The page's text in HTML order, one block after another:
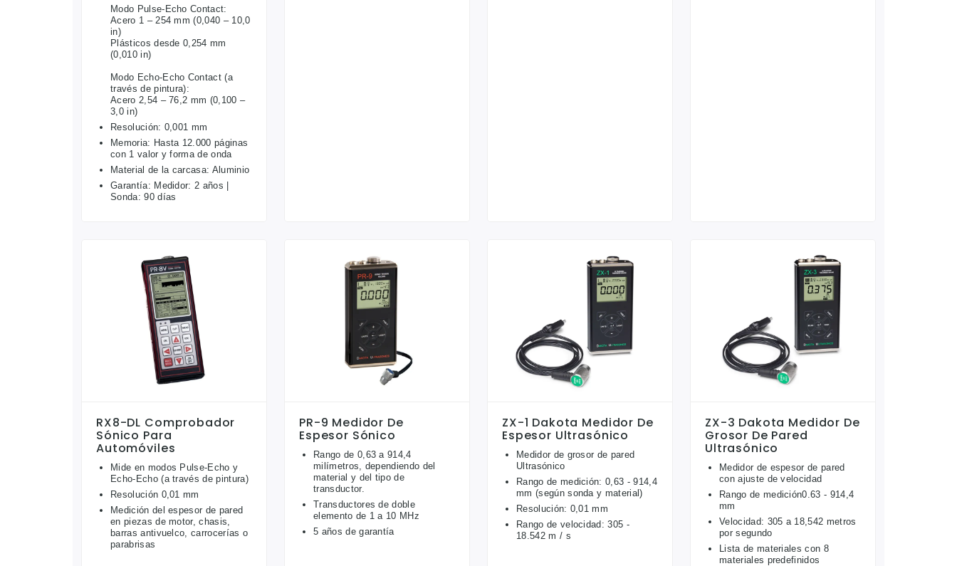
Modo Pulse-Echo Contact:
Acero 1 – 254 mm (0,040 – 10,0
in)
Plásticos desde 0,254 mm
(0,010 in)
Modo Echo-Echo Contact (a
través de pintura):
Acero 2,54 – 76,2 mm (0,100 –
3,0 in)
Resolución: 0,001 mm
Memoria: Hasta 12.000 páginas
con 1 valor y forma de onda
Material de la carcasa: Aluminio
Garantía: Medidor: 2 años |
Sonda: 90 días
RX8-DL Comprobador
Sónico Para
Automóviles
Mide en modos Pulse-Echo y
Echo-Echo (a través de pintura)
Resolución 0,01 mm
Medición del espesor de pared
en piezas de motor, chasis,
barras antivuelco, carrocerías o
parabrisas
PR-9 Medidor De
Espesor Sónico
Rango de 0,63 a 914,4
milímetros, dependiendo del
material y del tipo de
transductor.
Transductores de doble
elemento de 1 a 10 MHz
5 años de garantía
ZX-1 Dakota Medidor De
Espesor Ultrasónico
Medidor de grosor de pared
Ultrasónico
Rango de medición: 0,63 - 914,4
mm (según sonda y material)
Resolución: 0,01 mm
Rango de velocidad: 305 -
18.542 m / s
ZX-3 Dakota Medidor De
Grosor De Pared
Ultrasónico
Medidor de espesor de pared
con ajuste de velocidad
Rango de medición0.63 - 914,4
mm
Velocidad: 305 a 18,542 metros
por segundo
Lista de materiales con 8
materiales predefinidos